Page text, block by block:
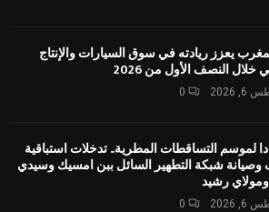
يعزز ريادته في سوق السيارات والإنتاج
خلال النصف الأول من 2026
2026
0
لموسم التساقطات المطرية.. تدخلات استباقية
وصيانة شبكة التطهير السائل ببن امسيك وسيدي
رشيد
2026
0